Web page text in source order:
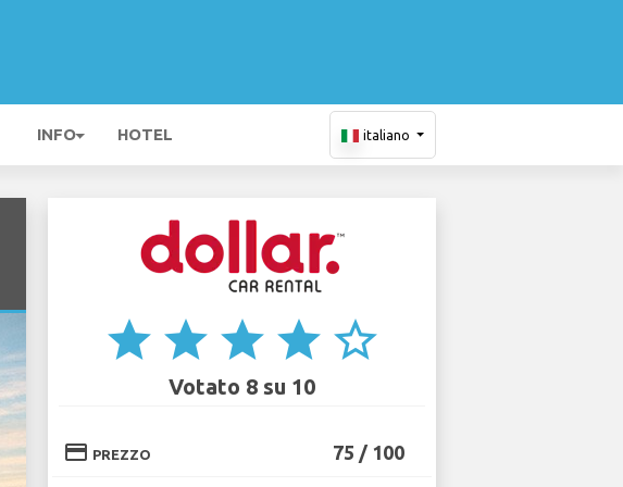
INFO HOTEL italiano
star star star star star_border
Votato 8 su 10
credit_card PREZZO 75 / 100